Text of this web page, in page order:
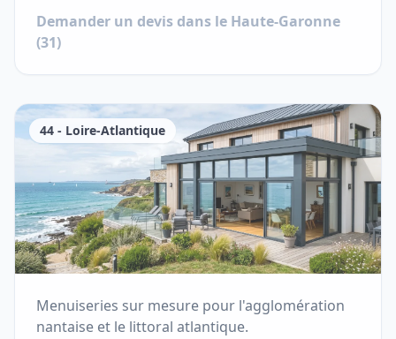
Demander un devis dans le Haute-Garonne
(31)
44 - Loire-Atlantique
Menuiseries sur mesure pour l'agglomération
nantaise et le littoral atlantique.